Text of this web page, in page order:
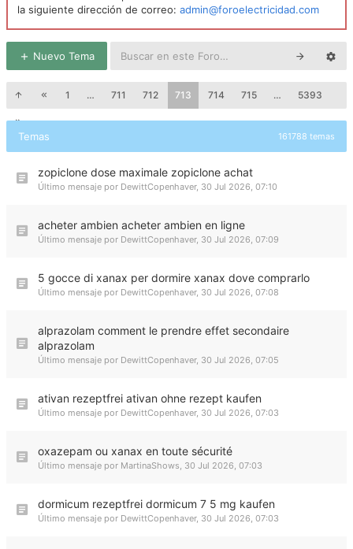
la siguiente dirección de correo: admin@foroelectricidad.com
Nuevo Tema
1 … 711 712 713 714 715 … 5393
Temas 161788 temas
zopiclone dose maximale zopiclone achat
Último mensaje por DewittCopenhaver, 30 Jul 2026, 07:10
acheter ambien acheter ambien en ligne
Último mensaje por DewittCopenhaver, 30 Jul 2026, 07:09
5 gocce di xanax per dormire xanax dove comprarlo
Último mensaje por DewittCopenhaver, 30 Jul 2026, 07:08
alprazolam comment le prendre effet secondaire
alprazolam
Último mensaje por DewittCopenhaver, 30 Jul 2026, 07:05
ativan rezeptfrei ativan ohne rezept kaufen
Último mensaje por DewittCopenhaver, 30 Jul 2026, 07:03
oxazepam ou xanax en toute sécurité
Último mensaje por MartinaShows, 30 Jul 2026, 07:03
dormicum rezeptfrei dormicum 7 5 mg kaufen
Último mensaje por DewittCopenhaver, 30 Jul 2026, 07:03